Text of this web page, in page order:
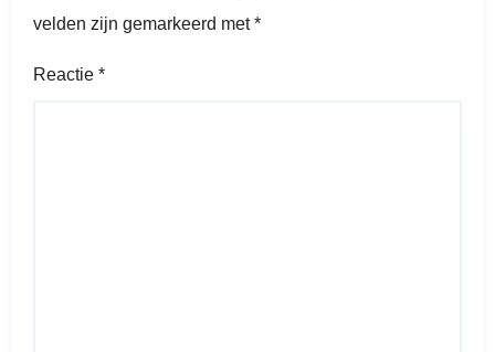
velden zijn gemarkeerd met*
Reactie *